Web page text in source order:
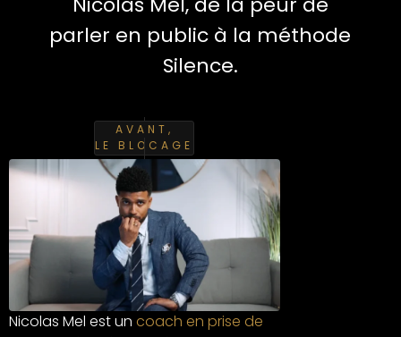
parler en public à la méthode
Silence.
AVANT,
LE BLOCAGE
Nicolas Mel est un coach en prise de